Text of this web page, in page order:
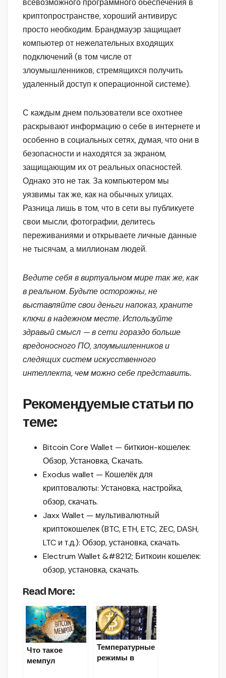
всевозможного программного обеспечения в
криптопространстве, хороший антивирус
просто необходим. Брандмауэр защищает
компьютер от нежелательных входящих
подключений (в том числе от
злоумышленников, стремящихся получить
удаленный доступ к операционной системе).
С каждым днем пользователи все охотнее
раскрывают информацию о себе в интернете и
особенно в социальных сетях, думая, что они в
безопасности и находятся за экраном,
защищающим их от реальных опасностей.
Однако это не так. За компьютером мы
уязвимы так же, как на обычных улицах.
Разница лишь в том, что в сети вы публикуете
свои мысли, фотографии, делитесь
переживаниями и открываете личные данные
не тысячам, а миллионам людей.
Ведите себя в виртуальном мире так же, как
в реальном. Будьте осторожны, не
выставляйте свои деньги напоказ, храните
ключи в надежном месте. Используйте
здравый смысл — в сети гораздо больше
вредоносного ПО, злоумышленников и
следящих систем искусственного
интеллекта, чем можно себе представить.
Рекомендуемые статьи по
теме:
Bitcoin Core Wallet — биткион-кошелек:
Обзор, Установка, Скачать.
Exodus wallet — Кошелёк для
криптовалюты: Установка, настройка,
обзор, скачать.
Jaxx Wallet — мультивалютный
криптокошелек (BTC, ETH, ETC, ZEC, DASH,
LTC и т.д.): Обзор, установка, скачать.
Electrum Wallet &#8212; Биткоин кошелек:
обзор, установка, скачать.
Read More:
Что такое
мемпул
Температурные
режимы в